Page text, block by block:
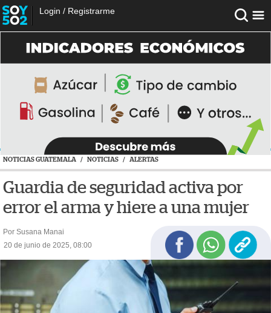
Login / Registrarme
NOTICIAS GUATEMALA / NOTICIAS / ALERTAS
Guardia de seguridad activa por
error el arma y hiere a una mujer
Por Susana Manai
20 de junio de 2025, 08:00